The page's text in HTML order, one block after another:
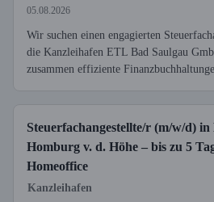
05.08.2026
Wir suchen einen engagierten
die Kanzleihafen ETL Bad Saulgau
zusammen effiziente
Steuerfachangestellte/r (m/w/d) in
Homburg v. d. Höhe – bis zu 5
Homeoffice
Kanzleihafen